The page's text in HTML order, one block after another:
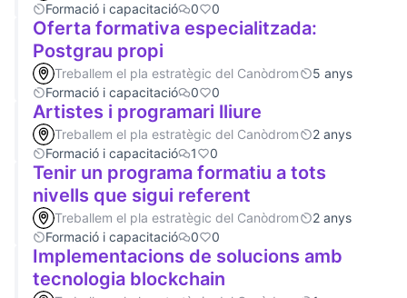
Formació i capacitació
0 0
Oferta formativa especialitzada:
Postgrau propi
Treballem el pla estratègic del Canòdrom
5 anys
Formació i capacitació
0 0
Artistes i programari lliure
Treballem el pla estratègic del Canòdrom
2 anys
Formació i capacitació
1 0
Tenir un programa formatiu a tots
nivells que sigui referent
Treballem el pla estratègic del Canòdrom
2 anys
Formació i capacitació
0 0
Implementacions de solucions amb
tecnologia blockchain